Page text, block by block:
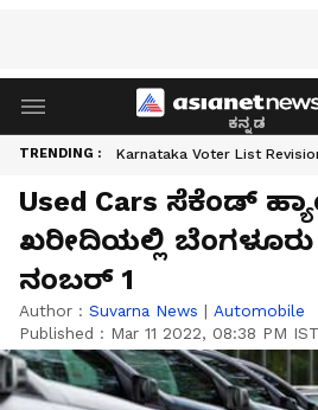
ಕನ್ನಡ
TRENDING : Karnataka Voter List
Used Cars ಸೆಕೆಂಡ್
ಖರೀದಿಯಲ್ಲಿ
ನಂಬರ್ 1
Author : Suvarna News | Automobile
Published : Mar 11 2022, 08:38 PM IST